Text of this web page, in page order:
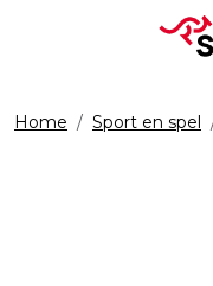
Home Sport en spel